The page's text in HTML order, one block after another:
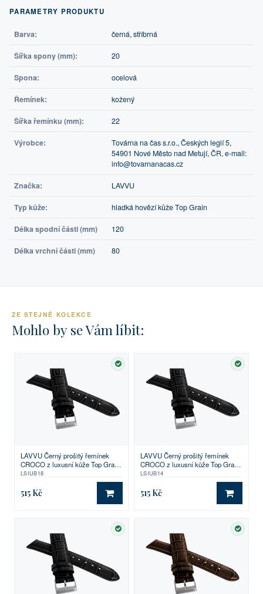
PARAMETRY PRODUKTU
Barva: černá, stříbrná
Šířka spony (mm): 20
Spona: ocelová
Řemínek: kožený
Šířka řemínku (mm): 22
Výrobce:
Továrna na čas s.r.o., Českých legií 5,
54901 Nové Město nad Metují, ČR, e-mail:
info@tovarnanacas.cz
Značka: LAVVU
Typ kůže: hladká hovězí kůže Top Grain
Délka spodní části (mm) 120
Délka vrchní části (mm) 80
ZE STEJNÉ KOLEKCE
Mohlo by se Vám líbit:
SKLADEM
LAVVU Černý prošitý řemínek
CROCO z luxusní kůže Top Grain
- 18
LSIUB18
515 Kč DO KOŠÍKU
LAVVU Černý prošitý řemínek
CROCO z luxusní kůže Top Grain
- 14
LSIUB14
515 Kč DO
SKLADEM